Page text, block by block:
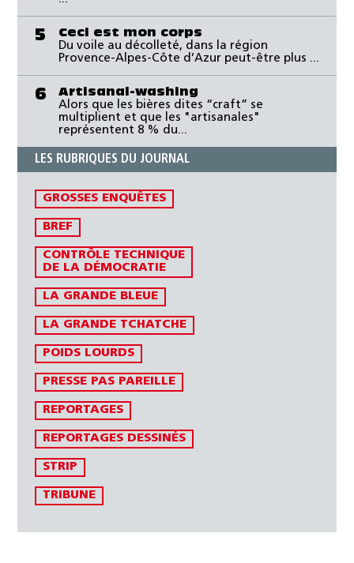
5
Ceci est mon corps
Du voile au décolleté, dans la région
Provence-Alpes-Côte d’Azur peut-être plus ...
6
Artisanal-washing
Alors que les bières dites “craft” se
multiplient et que les "artisanales"
représentent 8 % du...
LES RUBRIQUES DU JOURNAL
GROSSES ENQUÊTES
BREF
CONTRÔLE TECHNIQUE
DE LA DÉMOCRATIE
LA GRANDE BLEUE
LA GRANDE TCHATCHE
POIDS LOURDS
PRESSE PAS PAREILLE
REPORTAGES
REPORTAGES DESSINÉS
STRIP
TRIBUNE